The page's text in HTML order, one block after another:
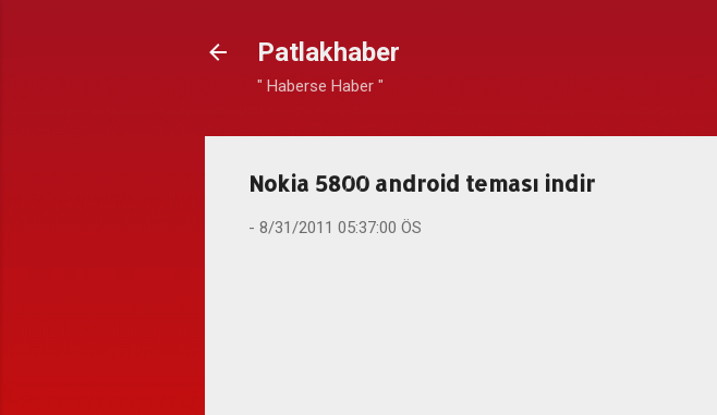
Patlakhaber
" Haberse Haber "
Nokia 5800 android teması indir
- 8/31/2011 05:37:00 ÖS